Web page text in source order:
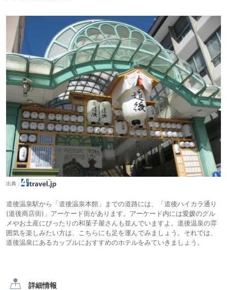
出典：
道後温泉駅から「道後温泉本館」までの道路には、「道後ハイカラ通り
(道後商店街)」アーケード街があります。アーケード内には愛媛のグル
メやお土産にぴったりの和菓子屋さんも並んでいますよ。道後温泉の雰
囲気を楽しみたい方は、こちらにも足を運んでみましょう。それでは、
道後温泉にあるカップルにおすすめのホテルをみていきましょう。
詳細情報